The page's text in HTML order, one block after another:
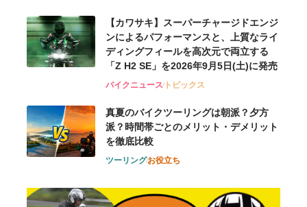
【カワサキ】スーパーチャージドエンジ
ンによるパフォーマンスと、上質なライ
ディングフィールを高次元で両立する
「Z H2 SE」を2026年9月5日(土)に発売
バイクニューストピックス
真夏のバイクツーリングは朝派？夕方
派？時間帯ごとのメリット・デメリット
を徹底比較
ツーリングお役立ち